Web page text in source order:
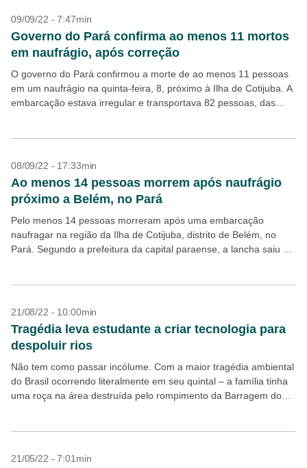
09/09/22 - 7:47min
Governo do Pará confirma ao menos 11 mortos
em naufrágio, após correção
O governo do Pará confirmou a morte de ao menos 11 pessoas
em um naufrágio na quinta-feira, 8, próximo à Ilha de Cotijuba. A
embarcação estava irregular e transportava 82 pessoas, das
08/09/22 - 17:33min
Ao menos 14 pessoas morrem após naufrágio
próximo a Belém, no Pará
Pelo menos 14 pessoas morreram após uma embarcação
naufragar na região da Ilha de Cotijuba, distrito de Belém, no
Pará. Segundo a prefeitura da capital paraense, a lancha saiu da
21/08/22 - 10:00min
Tragédia leva estudante a criar tecnologia para
despoluir rios
Não tem como passar incólume. Com a maior tragédia ambiental
do Brasil ocorrendo literalmente em seu quintal – a família tinha
uma roça na área destruída pelo rompimento da Barragem do
21/05/22 - 7:01min